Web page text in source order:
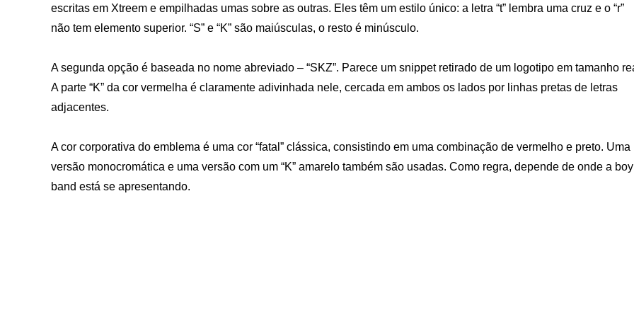
escritas em Xtreem e empilhadas umas sobre as outras. Eles têm um estilo único: a letra “t” lembra uma cruz e o “r”
não tem elemento superior. “S” e “K” são maiúsculas, o resto é minúsculo.
A segunda opção é baseada no nome abreviado – “SKZ”. Parece um snippet retirado de um logotipo em tamanho
A parte “K” da cor vermelha é claramente adivinhada nele, cercada em ambos os lados por linhas pretas de letras
adjacentes.
A cor corporativa do emblema é uma cor “fatal” clássica, consistindo em uma combinação de vermelho e preto. Uma
versão monocromática e uma versão com um “K” amarelo também são usadas. Como regra, depende de onde a boy
band está se apresentando.